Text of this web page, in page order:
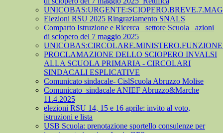
Elezioni RSU 2025 Ringraziamento SNALS
Comparto Istruzione e Ricerca_ settore Scuola_ azioni
di sciopero del 7 maggio 2025
PROCLAMAZIONE DELLO SCIOPERO INVALSI
ALLA SCUOLA PRIMARIA - CIRCOLARI
SINDACALI ESPLICATIVE
Comunicato sindacale- CislScuola Abruzzo Molise
Comunicato_sindacale ANIEF Abruzzo&Marche
11.4.2025
elezioni RSU 14, 15 e 16 aprile: invito al voto,
istruzioni e lista
USB Scuola: prenotazione sportello consulenze per